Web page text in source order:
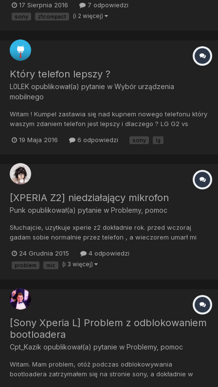
instalować CM na Xperii Z1 Compact. Otóż telefon ma już ponad
2 lata. Nie narzekam na jego "zamulanie". Brakuje mi...
17 Sierpnia 2016 7 odpowiedzi
sony z1compact (i 2 więcej)
Który telefon lepszy ?
L0LEK opublikował(a) pytanie w Wybór urządzenia
mobilnego
Witam ! Kumpel zastawia się nad kupnem nowego telefonu który
waszym zdaniem telefon jest lepszy i dlaczego ? LG G2 vs
Custom Romów
19 Maja 2016 6 odpowiedzi sony lg
[XPERIA Z2] niedziałający mikrofon
Punk opublikował(a) pytanie w Problemy, pomoc
Słuchajcie, uzytkuje xperie z2 dokładnie rok. przed wczoraj
gadam sobie normalnie przez telefon , a wieczorem umarł mi
nie jest wina oprogramowania, nawet do stockowego tft kitkata
wracałem i nic, dalej ten sam problem. mam FV na niego. To m...
24 Grudnia 2015 4 odpowiedzi
problem mic (i 3 więcej)
[Sony Xperia L] Problem z odblokowaniem
bootloadera
Cpt_Kazik opublikował(a) pytanie w Problemy, pomoc
Witam. Mam problem, otóż podczas odblokowywania
bootloadera zatrzymałem się na stronie sony, a dokładnie w